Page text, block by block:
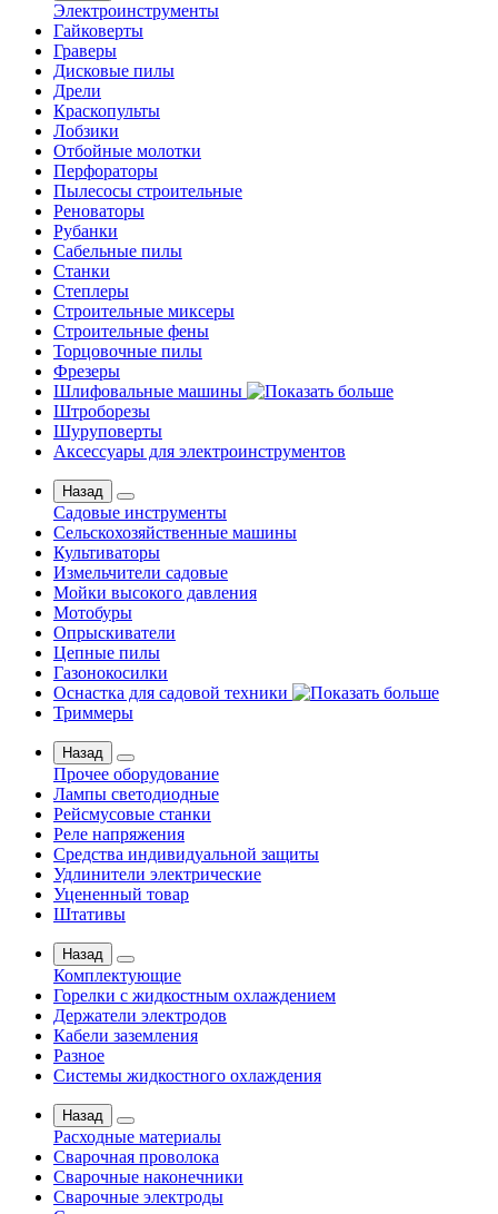
Электроинструменты
Гайковерты
Граверы
Дисковые пилы
Дрели
Краскопульты
Лобзики
Отбойные молотки
Перфораторы
Пылесосы строительные
Реноваторы
Рубанки
Сабельные пилы
Станки
Степлеры
Строительные миксеры
Строительные фены
Торцовочные пилы
Фрезеры
Шлифовальные машины
Штроборезы
Шуруповерты
Аксессуары для электроинструментов
Назад
Садовые инструменты
Сельскохозяйственные машины
Культиваторы
Измельчители садовые
Мойки высокого давления
Мотобуры
Опрыскиватели
Цепные пилы
Газонокосилки
Оснастка для садовой техники
Триммеры
Назад
Прочее оборудование
Лампы светодиодные
Рейсмусовые станки
Реле напряжения
Средства индивидуальной защиты
Удлинители электрические
Уцененный товар
Штативы
Назад
Комплектующие
Горелки с жидкостным охлаждением
Держатели электродов
Кабели заземления
Разное
Системы жидкостного охлаждения
Назад
Расходные материалы
Сварочная проволока
Сварочные наконечники
Сварочные электроды